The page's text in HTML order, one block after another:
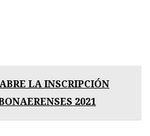
LA INSCRIPCIÓN
2021